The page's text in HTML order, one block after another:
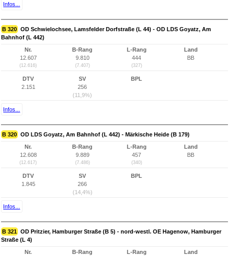
Infos...
B 320 OD Schwielochsee, Lamsfelder Dorfstraße (L 44) - OD LDS Goyatz, Am
Bahnhof (L 442)
Nr.
12.607
(12.616)
B-Rang
9.810
(7.407)
L-Rang
444
(327)
Land
BB
DTV
2.151
SV
256
(11,9%)
BPL
Infos...
B 320 OD LDS Goyatz, Am Bahnhof (L 442) - Märkische Heide (B 179)
Nr.
12.608
(12.617)
B-Rang
9.889
(7.486)
L-Rang
457
(340)
Land
BB
DTV
1.845
SV
266
(14,4%)
BPL
Infos...
B 321 OD Pritzier, Hamburger Straße (B 5) - nord-westl. OE Hagenow, Hamburger
Straße (L 4)
Nr.
B-Rang
L-Rang
Land